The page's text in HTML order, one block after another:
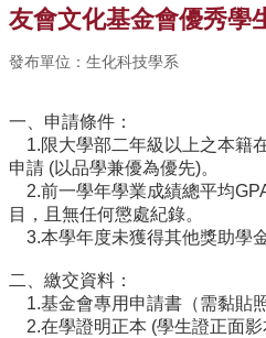
學
系
簡
系
所
師
資
高
生
專
區
友會文化基金會優秀學
發布單位：生化科技學系
一、申請條件：
1.限大學部二年級以上之本籍
申請 (以品學兼優為優先)。
2.前一學年學業成績總平均
目，且無任何懲處紀錄。
3.本學年度未獲得其他獎助學金
二、繳交資料：
1.基金會專用申請書（需黏貼照
2.在學證明正本 (學生證正面